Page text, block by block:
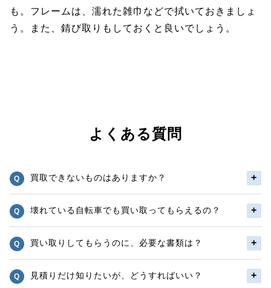
も。フレームは、濡れた雑巾などで拭いておきましょ
う。また、錆び取りもしておくと良いでしょう。
よくある質問
買取できないものはありますか？
壊れている自転車でも買い取ってもらえるの？
買い取りしてもらうのに、必要な書類は？
見積りだけ知りたいが、どうすればいい？